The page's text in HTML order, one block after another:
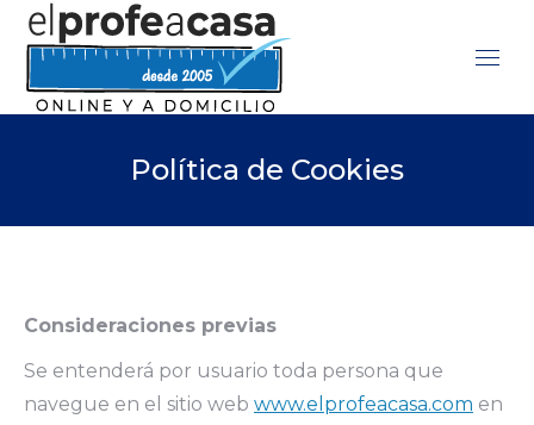
Política de Cookies
Consideraciones previas
Se entenderá por usuario toda persona que
navegue en el sitio web www.elprofeacasa.com en